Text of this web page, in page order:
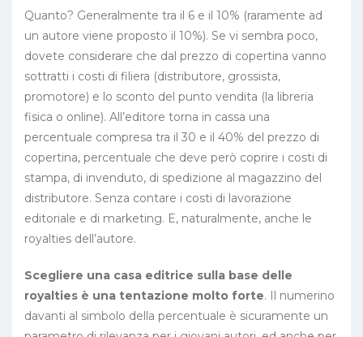
Quanto? Generalmente tra il 6 e il 10% (raramente ad
un autore viene proposto il 10%). Se vi sembra poco,
dovete considerare che dal prezzo di copertina vanno
sottratti i costi di filiera (distributore, grossista,
promotore) e lo sconto del punto vendita (la libreria
fisica o online). All’editore torna in cassa una
percentuale compresa tra il 30 e il 40% del prezzo di
copertina, percentuale che deve però coprire i costi di
stampa, di invenduto, di spedizione al magazzino del
distributore. Senza contare i costi di lavorazione
editoriale e di marketing. E, naturalmente, anche le
royalties dell’autore.
Scegliere una casa editrice sulla base delle
royalties è una tentazione molto forte. Il numerino
davanti al simbolo della percentuale è sicuramente un